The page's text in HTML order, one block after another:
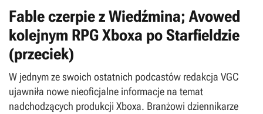
Fable czerpie z Wiedźmina; Avowed
kolejnym RPG Xboxa po Starfieldzie
(przeciek)
W jednym ze swoich ostatnich podcastów redakcja VGC
ujawniła nowe nieoficjalne informacje na temat
nadchodzących produkcji Xboxa. Branżowi dziennikarze